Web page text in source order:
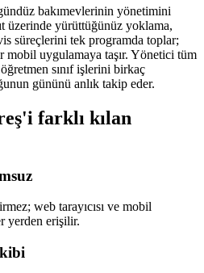
bakımevlerinin yönetimini
üzerinde yürüttüğünüz yoklama,
süreçlerini tek programda toplar;
uygulamaya taşır. Yönetici tüm
sınıf işlerini birkaç
gününü anlık takip eder.
farklı kılan
web tarayıcısı ve mobil
yerden erişilir.